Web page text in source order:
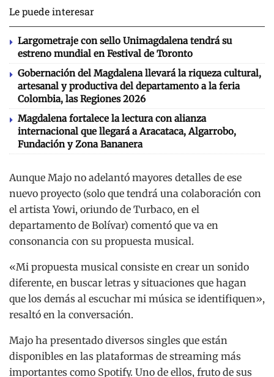
Le puede interesar
Largometraje con sello Unimagdalena tendrá su
estreno mundial en Festival de Toronto
Gobernación del Magdalena llevará la riqueza cultural,
artesanal y productiva del departamento a la feria
Colombia, las Regiones 2026
Magdalena fortalece la lectura con alianza
internacional que llegará a Aracataca, Algarrobo,
Fundación y Zona Bananera
Aunque Majo no adelantó mayores detalles de ese
nuevo proyecto (solo que tendrá una colaboración con
el artista Yowi, oriundo de Turbaco, en el
departamento de Bolívar) comentó que va en
consonancia con su propuesta musical.
«Mi propuesta musical consiste en crear un sonido
diferente, en buscar letras y situaciones que hagan
que los demás al escuchar mi música se identifiquen»,
resaltó en la conversación.
Majo ha presentado diversos singles que están
disponibles en las plataformas de streaming más
importantes como Spotify. Uno de ellos, fruto de sus